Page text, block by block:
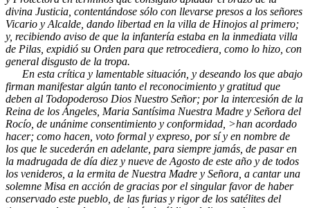
divina Justicia, contentándose sólo con llevarse presos a los señores
Vicario y Alcalde, dando libertad en la villa de Hinojos al primero;
y, recibiendo aviso de que la infantería estaba en la inmediata villa
de Pilas, expidió su Orden para que retrocediera, como lo hizo, con
general disgusto de la tropa.
En esta crítica y lamentable situación, y deseando los que abajo
firman manifestar algún tanto el reconocimiento y gratitud que
deben al Todopoderoso Dios Nuestro Señor; por la intercesión de la
Reina de los Ángeles, Maria Santísima Nuestra Madre y Señora del
Rocío, de unánime consentimiento y conformidad, >han acordado
hacer; como hacen, voto formal y expreso, por sí y en nombre de
los que le sucederán en adelante, para siempre jamás, de pasar en
la madrugada de día diez y nueve de Agosto de este año y de todos
los venideros, a la ermita de Nuestra Madre y Señora, a cantar una
solemne Misa en acción de gracias por el singular favor de haber
conservado este pueblo, de las furias y rigor de los satélites del